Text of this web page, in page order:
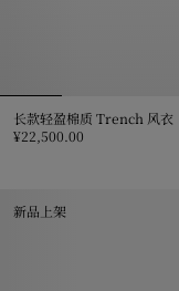
长款轻盈棉质 Trench 风衣
¥22,500.00
新品上架